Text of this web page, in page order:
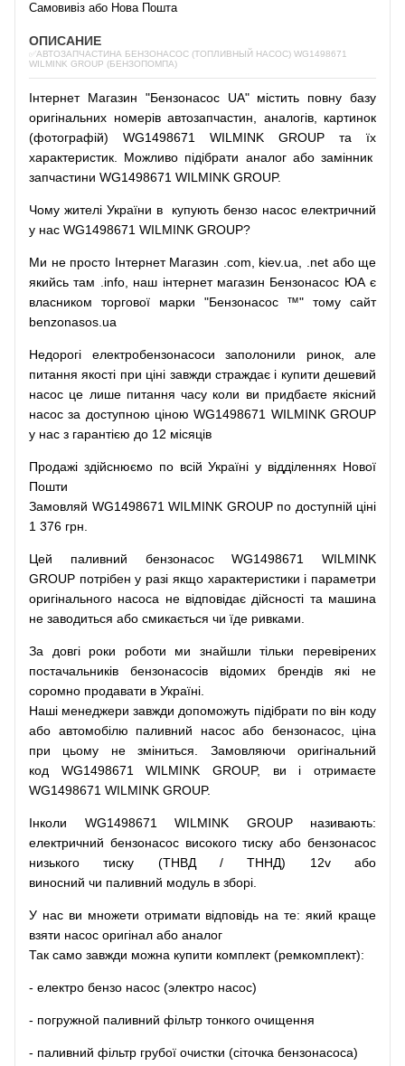
Самовивіз або Нова Пошта
ОПИСАНИЕ
✅АВТОЗАПЧАСТИНА БЕНЗОНАСОС (ТОПЛИВНЫЙ НАСОС) WG1498671
WILMINK GROUP (БЕНЗОПОМПА)
Інтернет Магазин "Бензонасос UA" містить повну базу
оригінальних номерів автозапчастин аналогів,
картинок
(фотографій) WG1498671 WILMINK GROUP та їх
характеристик. Можливо підібрати аналог або замінник
запчастини WG1498671 WILMINK GROUP.
Чому жителі України в купують бензо насос електричний
у нас WG1498671 WILMINK GROUP?
Ми не просто Інтернет Магазин .com kiev.ua .net або ще
якийсь там .info, наш інтернет магазин Бензонасос ЮА є
власником
торгової марки "Бензонасос ™" тому
сайт
benzonasos.ua
Недорогі електробензонасоси заполонили ринок,
але
питання якості при ціні завжди страждає і купити дешевий
насос це лише питання часу коли ви придбаєте якісний
насос за доступною ціною WG1498671 WILMINK GROUP
у нас з гарантією до 12 місяців
Продажі здійснюємо по всій Україні у відділеннях Нової
Пошти
Замовляй WG1498671 WILMINK GROUP по доступній ціні
1 376 грн.
Цей паливний бензонасосWG1498671 WILMINK
GROUP потрібен у разі якщо характеристики і параметри
оригінального насоса не відповідає дійсності та машина
не заводиться або смикається чи їде ривками
За довгі роки роботи ми знайшли тільки
перевірених
постачальників
бензонасосів відомих брендів які
не
соромно продавати в Україні.
Наші менеджери завжди допоможуть підібрати по він коду
або автомобілю паливний насос або бензонасос,
ціна
при
цьому не зміниться Замовляючи
оригінальний
код WG1498671 WILMINK GROUP, ви і отримаєте
WG1498671 WILMINK GROUP.
Інколи WG1498671 WILMINK GROUP називають:
електричний бензонасос високого тиску або бензонасос
низького
тиску (ТНВД / ТННД) 12v
або
виносний чи паливний модуль в зборі
У нас ви множети отримати відповідь на те: який краще
взяти насос оригінал або аналог
Так само завжди можна купити комплект (ремкомплект):
- електро бензо насос (электро насос)
- погружной паливний фільтр тонкого очищення
- паливний фільтр грубої очистки (сіточка бензонасоса)